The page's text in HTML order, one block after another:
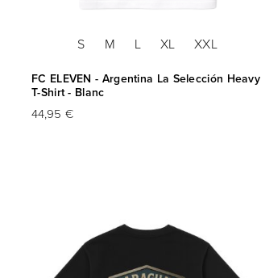
S M L XL XXL
FC ELEVEN - Argentina La Selección Heavy
T-Shirt - Blanc
44,95 €